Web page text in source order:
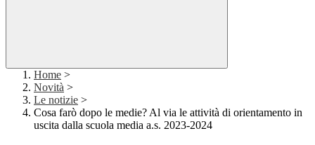
Home >
Novità >
Le notizie >
Cosa farò dopo le medie? Al via le attività di orientamento in
uscita dalla scuola media a.s. 2023-2024